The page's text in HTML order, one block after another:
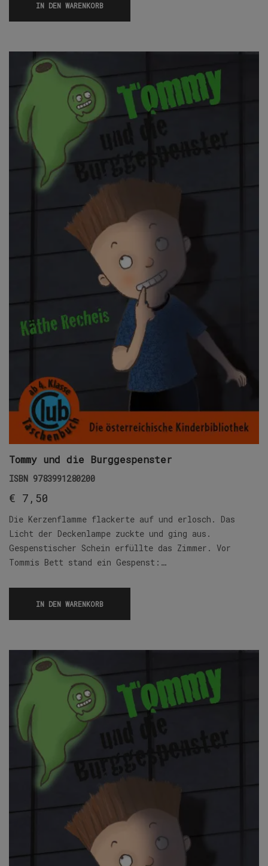
IN DEN WARENKORB
Tommy und die Burggespenster
ISBN 9783991280200
€ 7,50
Die Kerzenflamme flackerte auf und erlosch. Das
Licht der Deckenlampe zuckte und ging aus.
Gespenstischer Schein erfüllte das Zimmer. Vor
Tommis Bett stand ein Gespenst:…
IN DEN WARENKORB